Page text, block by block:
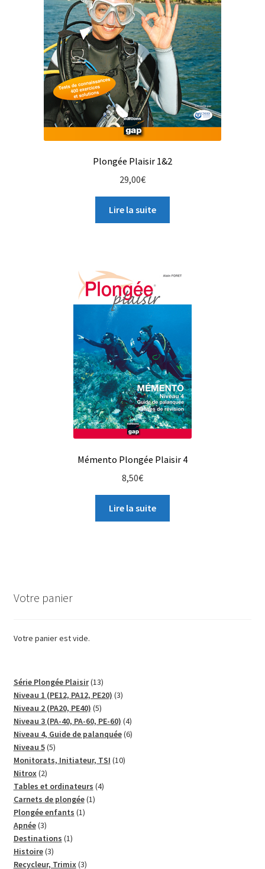
Plongée Plaisir 1&2
29,00€
Lire la suite
Mémento Plongée Plaisir 4
8,50€
Lire la suite
Votre panier
Votre panier est vide.
Série Plongée Plaisir 1313
produits
Niveau 1 (PE12, PA12, PE20) 33
Niveau 2 (PA20, PE40) 55
produits
Niveau 3 (PA-40, PA-60, PE-60) 44
produits
Niveau 4, Guide de palanquée 66
Niveau 5 55
produits
Monitorats, Initiateur, TSI 1010
Nitrox 22
produits
Tables et ordinateurs 44
Carnets de plongée 11
Plongée enfants 11
Apnée 33
produits
Destinations 11
Histoire 33
produits
Recycleur, Trimix 33